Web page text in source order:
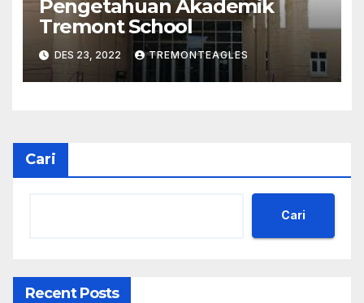
Pengetahuan Akademik
Tremont School
DES 23, 2022 TREMONTEAGLES
Cari
Cari
Recent Posts